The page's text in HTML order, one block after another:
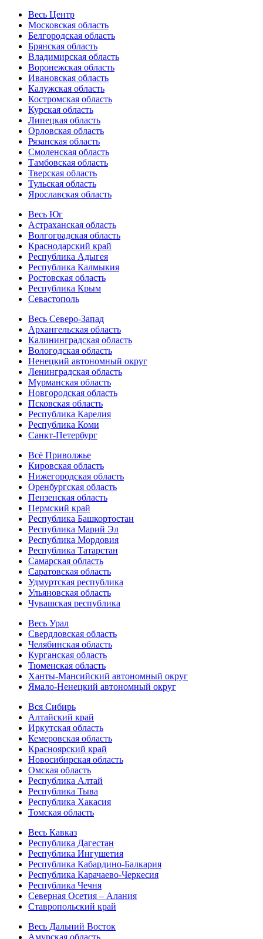
Весь Центр
Московская область
Белгородская область
Брянская область
Владимирская область
Воронежская область
Ивановская область
Калужская область
Костромская область
Курская область
Липецкая область
Орловская область
Рязанская область
Смоленская область
Тамбовская область
Тверская область
Тульская область
Ярославская область
Весь Юг
Астраханская область
Волгоградская область
Краснодарский край
Республика Адыгея
Республика Калмыкия
Ростовская область
Республика Крым
Севастополь
Весь Северо-Запад
Архангельская область
Калининградская область
Вологодская область
Ненецкий автономный округ
Ленинградская область
Мурманская область
Новгородская область
Псковская область
Республика Карелия
Республика Коми
Санкт-Петербург
Всё Приволжье
Кировская область
Нижегородская область
Оренбургская область
Пензенская область
Пермский край
Республика Башкортостан
Республика Марий Эл
Республика Мордовия
Республика Татарстан
Самарская область
Саратовская область
Удмуртская республика
Ульяновская область
Чувашская республика
Весь Урал
Свердловская область
Челябинская область
Курганская область
Тюменская область
Ханты-Мансийский автономный округ
Ямало-Ненецкий автономный округ
Вся Сибирь
Алтайский край
Иркутская область
Кемеровская область
Красноярский край
Новосибирская область
Омская область
Республика Алтай
Республика Тыва
Республика Хакасия
Томская область
Весь Кавказ
Республика Дагестан
Республика Ингушетия
Республика Кабардино-Балкария
Республика Карачаево-Черкесия
Республика Чечня
Северная Осетия – Алания
Ставропольский край
Весь Дальний Восток
Амурская область